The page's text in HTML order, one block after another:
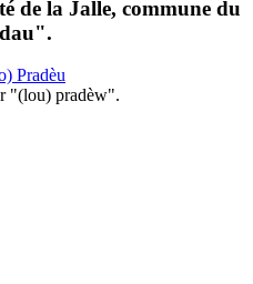
de la Jalle, commune du
Pradèu
"(lou) pradèw".